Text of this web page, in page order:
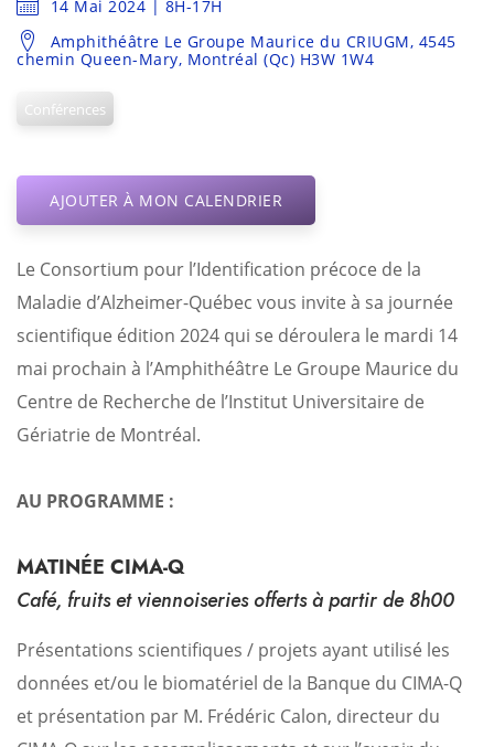
14 Mai 2024 | 8H-17H
Amphithéâtre Le Groupe Maurice du CRIUGM, 4545
chemin Queen-Mary, Montréal (Qc) H3W 1W4
Conférences
AJOUTER À MON CALENDRIER
Le Consortium pour l’Identification précoce de la
Maladie d’Alzheimer-Québec vous invite à sa journée
scientifique édition 2024 qui se déroulera le mardi 14
mai prochain à l’Amphithéâtre Le Groupe Maurice du
Centre de Recherche de l’Institut Universitaire de
Gériatrie de Montréal.
AU PROGRAMME :
MATINÉE CIMA-Q
Café, fruits et viennoiseries offerts à partir de 8h00
Présentations scientifiques / projets ayant utilisé les
données et/ou le biomatériel de la Banque du CIMA-Q
et présentation par M. Frédéric Calon, directeur du